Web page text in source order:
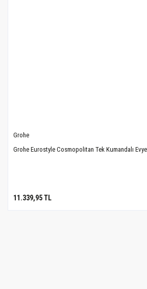
Grohe
Grohe Eurostyle Cosmopolitan Tek Kumandalı
11.339,95 TL